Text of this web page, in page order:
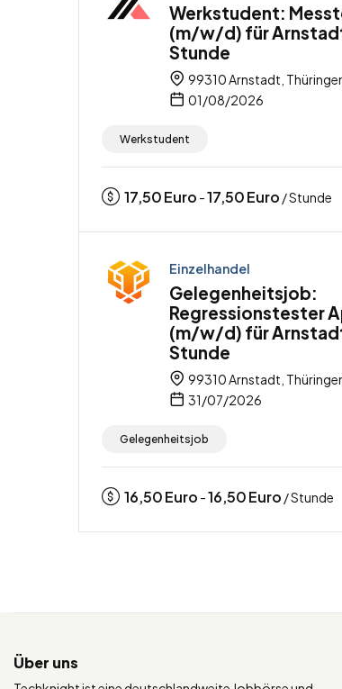
Werkstudent:
(m/w/d) für
Stunde
99310 Arnstadt,
01/08/2026
Werkstudent
17,50Euro -17,50Euro / Stunde
Einzelhandel
Gelegenheitsjob:
Regressionstester
(m/w/d) für
Stunde
99310 Arnstadt,
31/07/2026
Gelegenheitsjob
16,50Euro -16,50Euro / Stunde
Über uns